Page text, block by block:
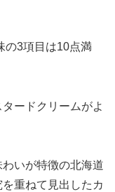
の3項目は10点満
ードクリームがよ
いが特徴の北海道
重ねて見出したカ